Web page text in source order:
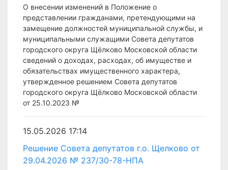
О внесении изменений в Положение о
представлении гражданами, претендующими на
замещение должностей муниципальной службы, и
муниципальными служащими Совета депутатов
городского округа Щёлково Московской области
сведений о доходах, расходах, об имуществе и
обязательствах имущественного характера,
утвержденное решением Совета депутатов
городского округа Щёлково Московской области
от 25.10.2023 №
15.05.2026 17:14
Решение Совета депутатов г.о. Щелково от
29.04.2026 № 237/30-78-НПА